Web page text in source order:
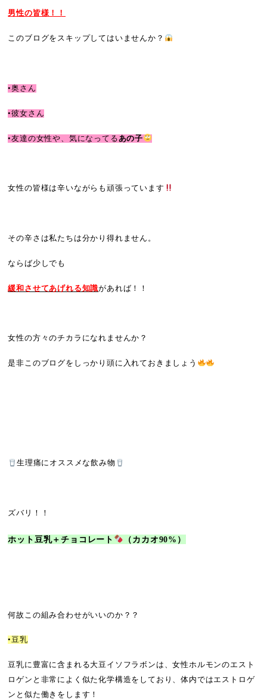
男性の皆様！！
このブログをスキップしてはいませんか？
•奥さん
•彼女さん
•友達の女性や、気になってる あの子
女性の皆様は辛いながらも頑張っています
その辛さは私たちは分かり得れません。
ならば少しでも
緩和させてあげれる知識があれば！！
女性の方々のチカラになれませんか？
是非このブログをしっかり頭に入れておきましょう
生理痛にオススメな飲み物
ズバリ！！
ホット豆乳＋チョコレート （カカオ90%）
何故この組み合わせがいいのか？？
•豆乳
豆乳に豊富に含まれる大豆イソフラボンは、女性ホルモンのエスト
ロゲンと非常によく似た化学構造をしており、体内ではエストロゲ
ンと似た働きをします！